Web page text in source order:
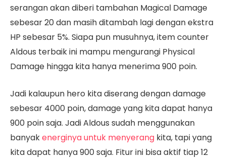
serangan akan diberi tambahan Magical Damage
sebesar 20 dan masih ditambah lagi dengan ekstra
HP sebesar 5%. Siapa pun musuhnya, item counter
Aldous terbaik ini mampu mengurangi Physical
Damage hingga kita hanya menerima 900 poin.
Jadi kalaupun hero kita diserang dengan damage
sebesar 4000 poin, damage yang kita dapat hanya
900 poin saja. Jadi Aldous sudah menggunakan
banyakenerginya untuk menyerang kita, tapi yang
kita dapat hanya 900 saja. Fitur ini bisa aktif tiap 12